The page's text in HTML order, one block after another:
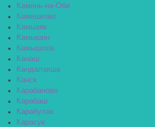
Камень-на-Оби
Камешково
Камызяк
Камышин
Камышлов
Канаш
Кандалакша
Канск
Карабаново
Карабаш
Карабулак
Карасук